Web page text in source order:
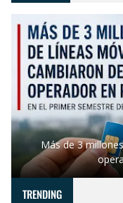
Más de 3
TRENDING